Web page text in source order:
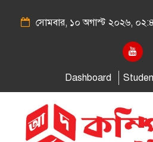
সোমবার, ১০ অগাস্ট ২০২৬,
Dashboard